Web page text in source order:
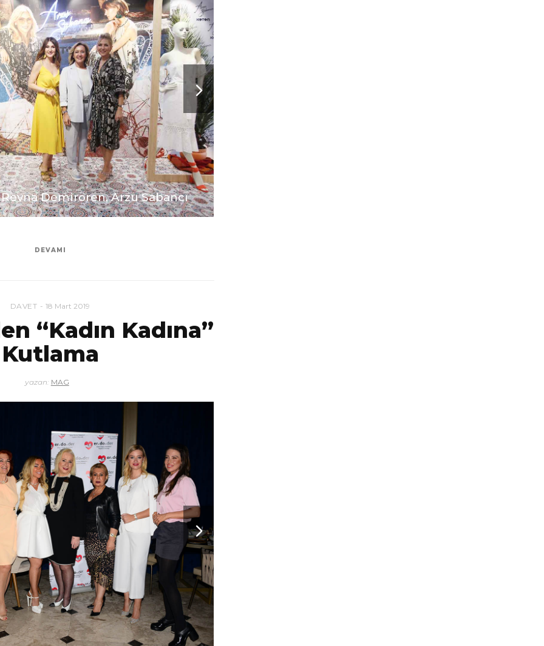
Demirören, Arzu Sabancı
DEVAMI
DAVET 18 Mart 2019
“Kadın Kadına”
Kutlama
yazan: MAG